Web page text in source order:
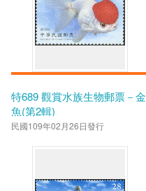
特689 觀賞水族生物郵票－金
魚(第2輯)
民國109年02月26日發行